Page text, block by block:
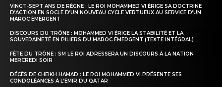
VINGT-SEPT ANS DE RÈGNE : LE ROI MOHAMMED VI ÉRIGE SA DOCTRINE
D’ACTION EN SOCLE D’UN NOUVEAU CYCLE VERTUEUX AU SERVICE D’UN
MAROC ÉMERGENT
DISCOURS DU TRÔNE : MOHAMMED VI ÉRIGE LA STABILITÉ ET LA
SOUVERAINETÉ EN PILIERS DU MAROC ÉMERGENT (TEXTE INTÉGRAL)
FÊTE DU TRÔNE : SM LE ROI ADRESSERA UN DISCOURS À LA NATION
MERCREDI SOIR
DÉCÈS DE CHEIKH HAMAD : LE ROI MOHAMMED VI PRÉSENTE SES
CONDOLÉANCES À L’ÉMIR DU QATAR